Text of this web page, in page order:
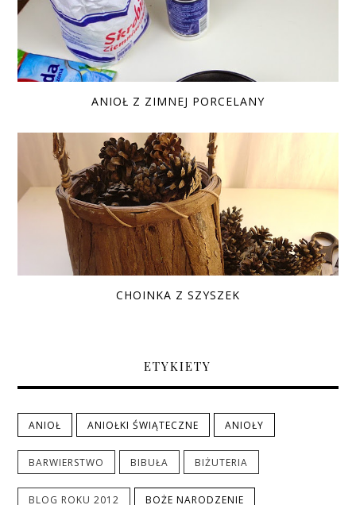
ANIOŁ Z ZIMNEJ PORCELANY
CHOINKA Z SZYSZEK
ETYKIETY
ANIOŁ ANIOŁKI ŚWIĄTECZNE ANIOŁY
BARWIERSTWO BIBUŁA BIŻUTERIA
BLOG ROKU 2012 BOŻE NARODZENIE